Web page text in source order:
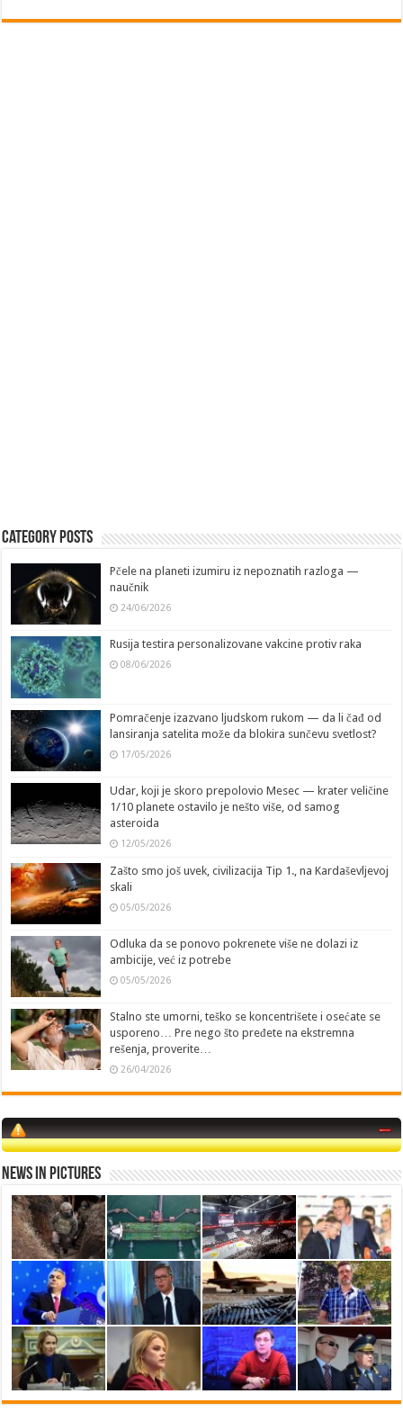
Category Posts
Pčele na planeti izumiru iz nepoznatih razloga —
naučnik
24/06/2026
Rusija testira personalizovane vakcine protiv raka
08/06/2026
Pomračenje izazvano ljudskom rukom — da li čađ od
lansiranja satelita može da blokira sunčevu svetlost?
17/05/2026
Udar, koji je skoro prepolovio Mesec — krater veličine
1/10 planete ostavilo je nešto više, od samog
asteroida
12/05/2026
Zašto smo još uvek, civilizacija Tip 1., na Kardaševljevoj
skali
05/05/2026
Odluka da se ponovo pokrenete više ne dolazi iz
ambicije, već iz potrebe
05/05/2026
Stalno ste umorni, teško se koncentrišete i osećate se
usporeno… Pre nego što pređete na ekstremna
rešenja, proverite…
26/04/2026
News in Pictures